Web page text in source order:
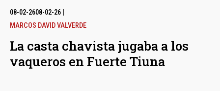
08-02-2608-02-26
MARCOS DAVID VALVERDE
La casta chavista jugaba a los
vaqueros en Fuerte Tiuna